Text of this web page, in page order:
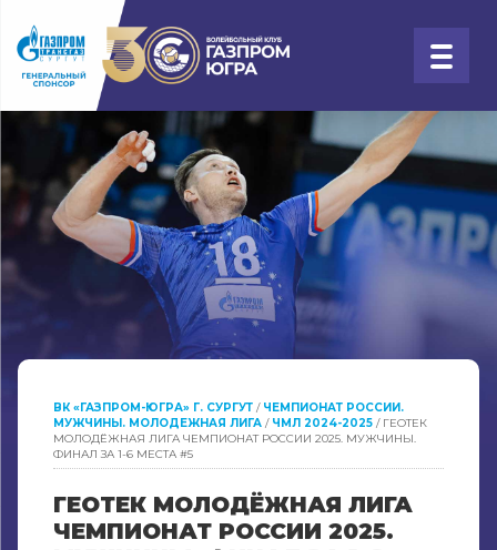
ВК «ГАЗПРОМ-ЮГРА» Г. СУРГУТ / ЧЕМПИОНАТ РОССИИ.
МУЖЧИНЫ. МОЛОДЕЖНАЯ ЛИГА / ЧМЛ 2024-2025 / ГЕОТЕК
МОЛОДЁЖНАЯ ЛИГА ЧЕМПИОНАТ РОССИИ 2025. МУЖЧИНЫ.
ФИНАЛ ЗА 1-6 МЕСТА #5
ГЕОТЕК МОЛОДЁЖНАЯ ЛИГА
ЧЕМПИОНАТ РОССИИ 2025.